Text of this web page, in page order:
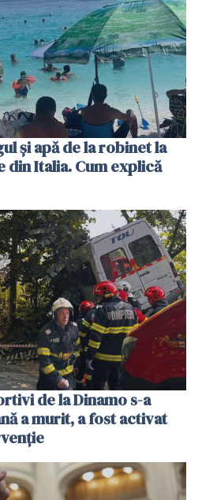
și apă de la robinet la
din Italia. Cum explică
de la Dinamo s-a
a murit, a fost activat